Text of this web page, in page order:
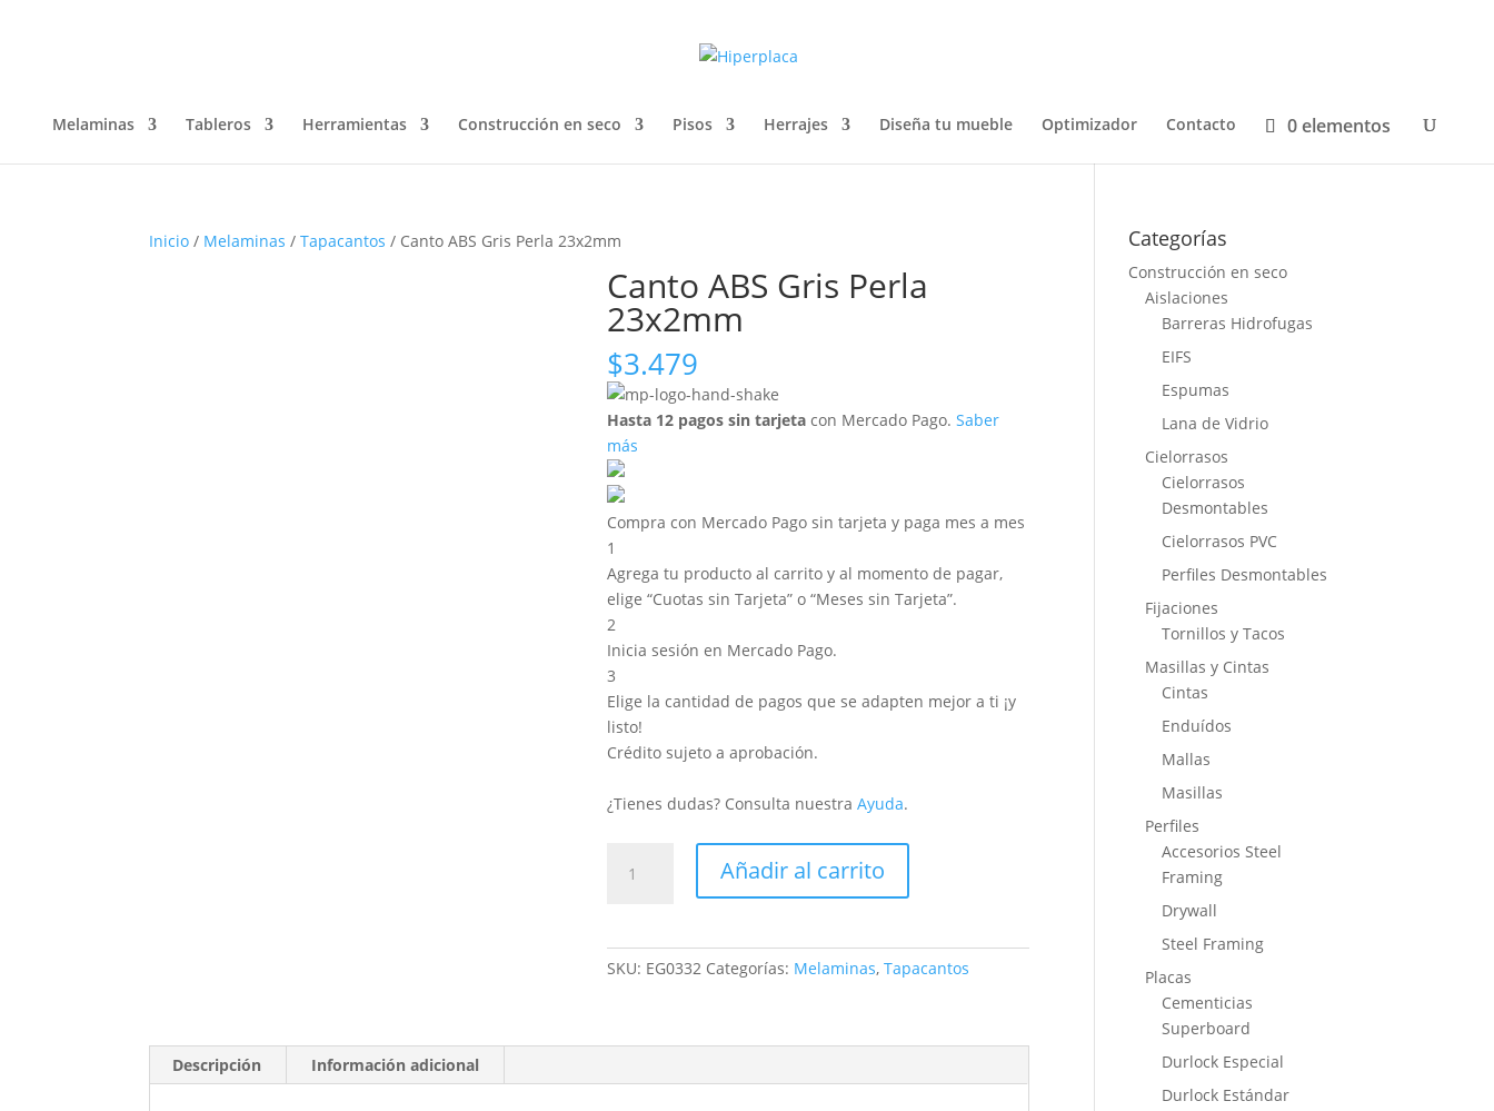
Melaminas Tableros Herramientas Construcción en seco Pisos Herrajes Diseña tu mueble Optimizador Contacto 0 elementos
Inicio / Melaminas /Tapacantos / Canto ABS Gris Perla 23x2mm
Canto ABS Gris Perla
23x2mm
$3.479
Hasta 12 pagos sin tarjeta con Mercado Pago. Saber
más
Compra con Mercado Pago sin tarjeta y paga mes a mes
1
Agrega tu producto al carrito y al momento de pagar,
elige “Cuotas sin Tarjeta” o “Meses sin Tarjeta”.
2
Inicia sesión en Mercado Pago.
3
Elige la cantidad de pagos que se adapten mejor a ti ¡y
listo!
Crédito sujeto a aprobación.
¿Tienes dudas? Consulta nuestraAyuda.
ABS
Añadir al carrito
SKU: EG0332 Categorías: Melaminas,Tapacantos
Descripción Información adicional
Categorías
Construcción en seco
Aislaciones
Barreras Hidrofugas
EIFS
Espumas
Lana de Vidrio
Cielorrasos
Cielorrasos
Desmontables
Cielorrasos PVC
Perfiles Desmontables
Fijaciones
Tornillos y Tacos
Masillas y Cintas
Cintas
Enduídos
Mallas
Masillas
Perfiles
Accesorios Steel
Framing
Drywall
Steel Framing
Placas
Cementicias
Superboard
Durlock Especial
Durlock Estándar